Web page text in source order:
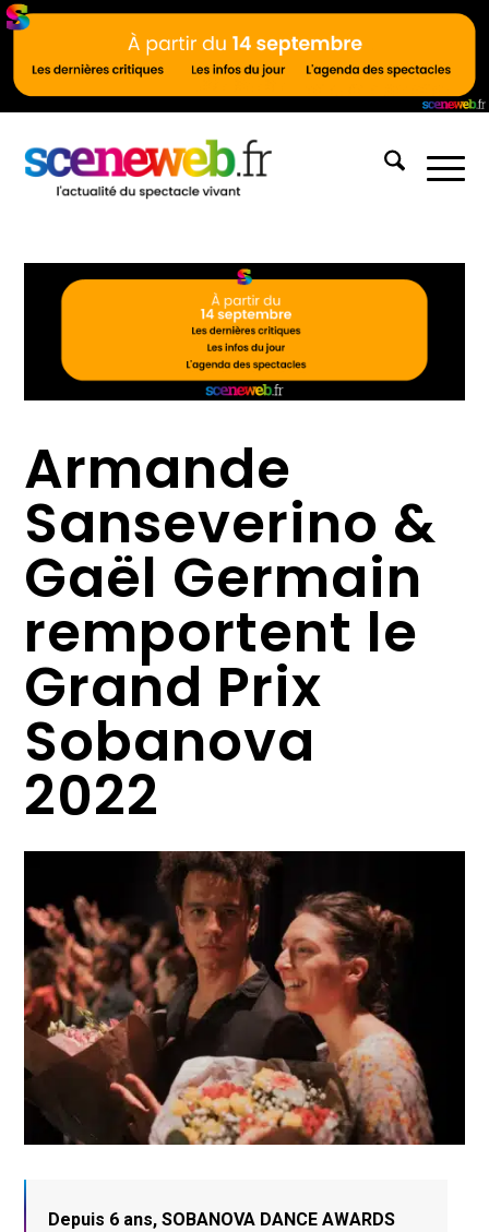
Armande
Sanseverino &
Gaël Germain
remportent le
Grand Prix
Sobanova
2022
Depuis 6 ans, SOBANOVA DANCE AWARDS